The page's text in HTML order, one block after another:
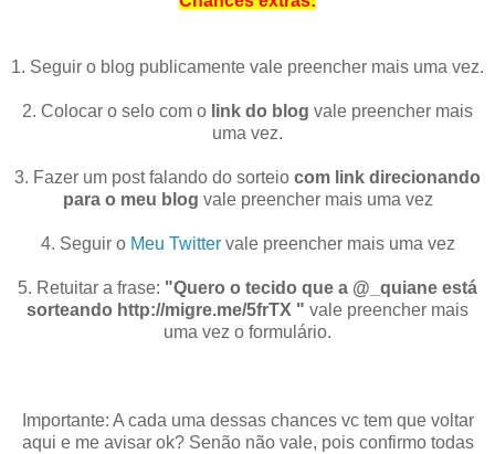
1. Seguir o blog publicamente vale preencher mais uma vez.
2. Colocar o selo com o link do blog vale preencher mais
uma vez.
3. Fazer um post falando do sorteio com link direcionando
para o meu blog vale preencher mais uma vez
4. Seguir o Meu Twittervale preencher mais uma vez
5. Retuitar a frase: "Quero o tecido que a @_quiane está
sorteando http://migre.me/5frTX " vale preencher mais
uma vez o formulário.
Importante: A cada uma dessas chances vc tem que voltar
aqui e me avisar ok? Senão não vale, pois confirmo todas